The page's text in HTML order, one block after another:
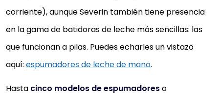
corriente), aunque Severin también tiene presencia
en la gama de batidoras de leche más sencillas: las
que funcionan a pilas. Puedes echarles un vistazo
aquí: espumadores de leche de mano.
Hasta cinco modelos de espumadoreso